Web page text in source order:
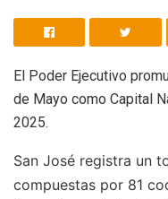
El Poder Ejecutivo
de Mayo como Capital
2025.
San José registra un
compuestas por 81